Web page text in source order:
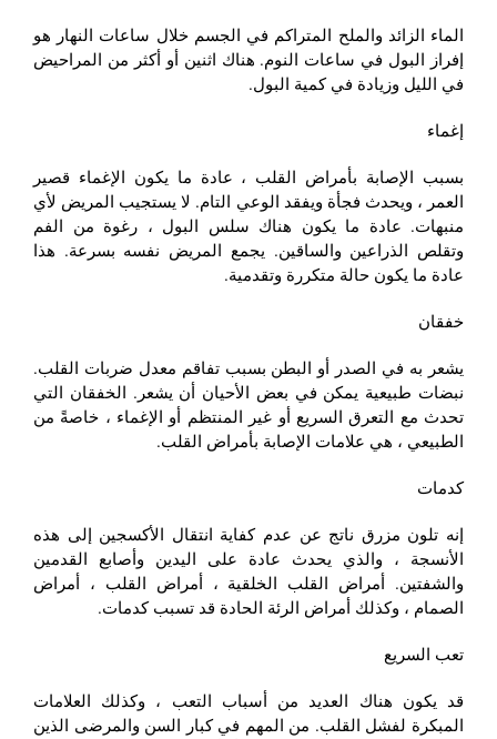
الماء الزائد والملح المتراكم في الجسم خلال ساعات النهار هو
إفراز البول في ساعات النوم. هناك اثنين أو أكثر من المراحيض
في الليل وزيادة في كمية البول.
إغماء
بسبب الإصابة بأمراض القلب ، عادة ما يكون الإغماء قصير
العمر ، ويحدث فجأة ويفقد الوعي التام. لا يستجيب المريض لأي
منبهات. عادة ما يكون هناك سلس البول ، رغوة من الفم
وتقلص الذراعين والساقين. يجمع المريض نفسه بسرعة. هذا
عادة ما يكون حالة متكررة وتقدمية.
خفقان
يشعر به في الصدر أو البطن بسبب تفاقم معدل ضربات القلب.
نبضات طبيعية يمكن في بعض الأحيان أن يشعر. الخفقان التي
تحدث مع التعرق السريع أو غير المنتظم أو الإغماء ، خاصةً من
الطبيعي ، هي علامات الإصابة بأمراض القلب.
كدمات
إنه تلون مزرق ناتج عن عدم كفاية انتقال الأكسجين إلى هذه
الأنسجة ، والذي يحدث عادة على اليدين وأصابع القدمين
والشفتين. أمراض القلب الخلقية ، أمراض القلب ، أمراض
الصمام ، وكذلك أمراض الرئة الحادة قد تسبب كدمات.
تعب السريع
قد يكون هناك العديد من أسباب التعب ، وكذلك العلامات
المبكرة لفشل القلب. من المهم في كبار السن والمرضى الذين